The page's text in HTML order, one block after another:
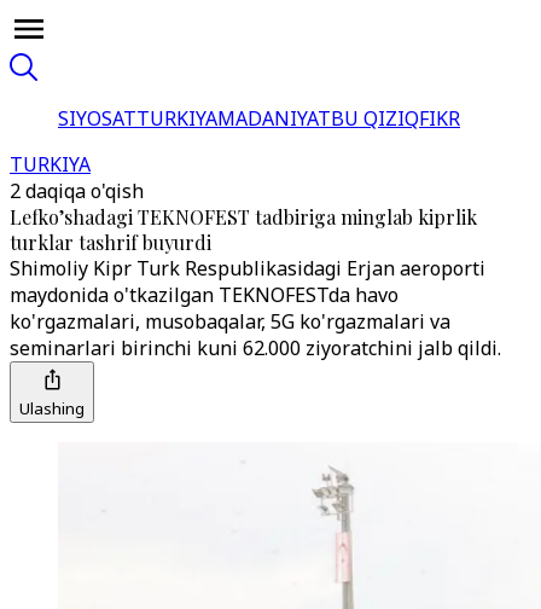
SIYOSATTURKIYAMADANIYATBU QIZIQFIKR
TURKIYA
2 daqiqa o'qish
Lefko’shadagi TEKNOFEST tadbiriga minglab kiprlik
turklar tashrif buyurdi
Shimoliy Kipr Turk Respublikasidagi Erjan aeroporti
maydonida o'tkazilgan TEKNOFESTda havo
ko'rgazmalari, musobaqalar, 5G ko'rgazmalari va
seminarlari birinchi kuni 62.000 ziyoratchini jalb qildi.
Ulashing